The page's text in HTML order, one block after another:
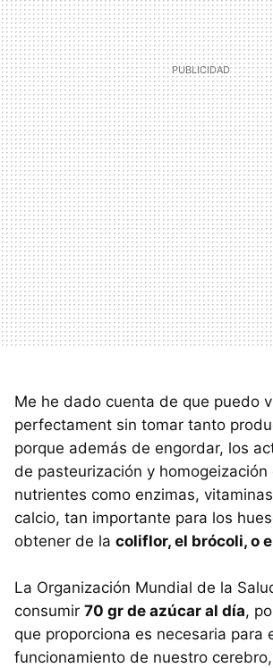
Me he dado cuenta de que puedo
perfectament sin tomar tanto
porque además de engordar, los
de pasteurización y homogeización
nutrientes como enzimas,
calcio, tan importante para los
obtener de la coliflor, el brócoli, o
La Organización Mundial de la
consumir 70 gr de azúcar al día,
que proporciona es necesaria para
funcionamiento de nuestro